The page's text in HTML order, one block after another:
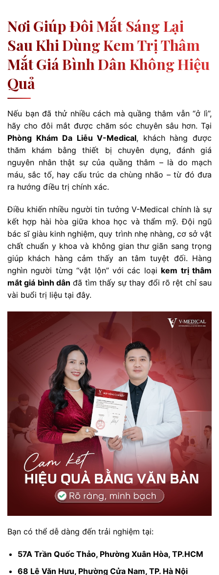
Nơi Giúp Đôi Mắt Sáng Lại
Sau Khi Dùng Kem Trị Thâm
Mắt Giá Bình Dân Không Hiệu
Quả
Nếu bạn đã thử nhiều cách mà quầng thâm vẫn “ở lì”,
hãy cho đôi mắt được chăm sóc chuyên sâu hơn. Tại
Phòng Khám Da Liễu V-Medical, khách hàng được
thăm khám bằng thiết bị chuyên dụng, đánh giá
nguyên nhân thật sự của quầng thâm – là do mạch
máu, sắc tố, hay cấu trúc da chùng nhão – từ đó đưa
ra hướng điều trị chính xác.
Điều khiến nhiều người tin tưởng V-Medical chính là sự
kết hợp hài hòa giữa khoa học và thẩm mỹ. Đội ngũ
bác sĩ giàu kinh nghiệm, quy trình nhẹ nhàng, cơ sở vật
chất chuẩn y khoa và không gian thư giãn sang trọng
giúp khách hàng cảm thấy an tâm tuyệt đối. Hàng
nghìn người từng “vật lộn” với các loại kem trị thâm
mắt giá bình dân đã tìm thấy sự thay đổi rõ rệt chỉ sau
vài buổi trị liệu tại đây.
Bạn có thể dễ dàng đến trải nghiệm tại:
57A Trần Quốc Thảo, Phường Xuân Hòa, TP.HCM
68 Lê Văn Hưu, Phường Cửa Nam, TP. Hà Nội